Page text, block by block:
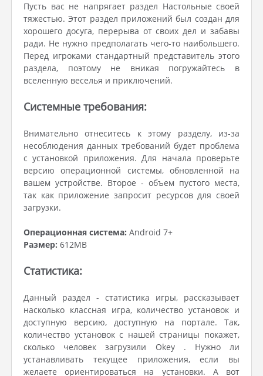
Пусть вас не напрягает раздел Настольные своей
тяжестью. Этот раздел приложений был создан для
хорошего досуга, перерыва от своих дел и забавы
ради. Не нужно предполагать чего-то наибольшего.
Перед игроками стандартный представитель этого
раздела, поэтому не вникая погружайтесь в
вселенную веселья и приключений.
Системные требования:
Внимательно отнеситесь к этому разделу, из-за
несоблюдения данных требований будет проблема
с установкой приложения. Для начала проверьте
версию операционной системы, обновленной на
вашем устройстве. Второе - объем пустого места,
так как приложение запросит ресурсов для своей
загрузки.
Операционная система: Android 7+
Размер: 612MB
Статистика:
Данный раздел - статистика игры, рассказывает
насколько классная игра, количество установок и
доступную версию, доступную на портале. Так,
количество установок с нашей страницы покажет,
сколько человек загрузили Okey . Нужно ли
устанавливать текущее приложения, если вы
желаете ориентироваться на установки. А вот